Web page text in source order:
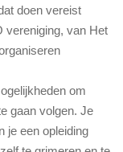
doen vereist
vereniging, van Het
om
gaan volgen. Je
je een opleiding